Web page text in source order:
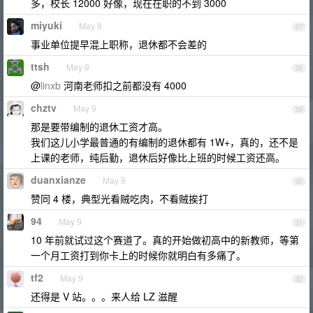
多，校长 12000 好像，现在在职的不到 3000
27
miyuki May 9
事业单位提早混上职称，退休都不会差的
28
ttsh May 9
@linxb 河南老师扣之前都没有 4000
29
chztv May 9
那是要带编制的退休工资才高。
我们这儿小学最普通的有编制的退休都有 1W+，真的，还不是
上课的老师，纯后勤，退休后好像比上班的时候工资还高。
30
duanxianze May 9
赞同 4 楼，典型光看贼吃肉，不看贼挨打
31
94 May 9
10 年前就试过这个赛道了。真的开始做初高中的新教师，等第
一个月工资打到你卡上的时候你就明白有多痛了。
32
tf2 May 9
还得是 V 站。。。来人给 LZ 滋醒